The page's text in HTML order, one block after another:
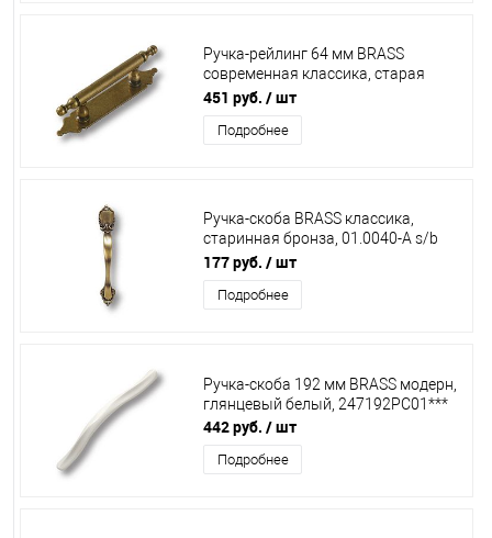
Ручка-рейлинг 64 мм BRASS
современная классика, старая
бронза , 4208-22***
451 руб. / шт
Подробнее
Ручка-скоба BRASS классика,
старинная бронза, 01.0040-А s/b
TOP003***
177 руб. / шт
Подробнее
Ручка-скоба 192 мм BRASS модерн,
глянцевый белый, 247192РС01***
442 руб. / шт
Подробнее